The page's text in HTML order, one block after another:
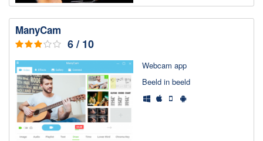
ManyCam
6 / 10
Web­cam app
Beeld in beeld